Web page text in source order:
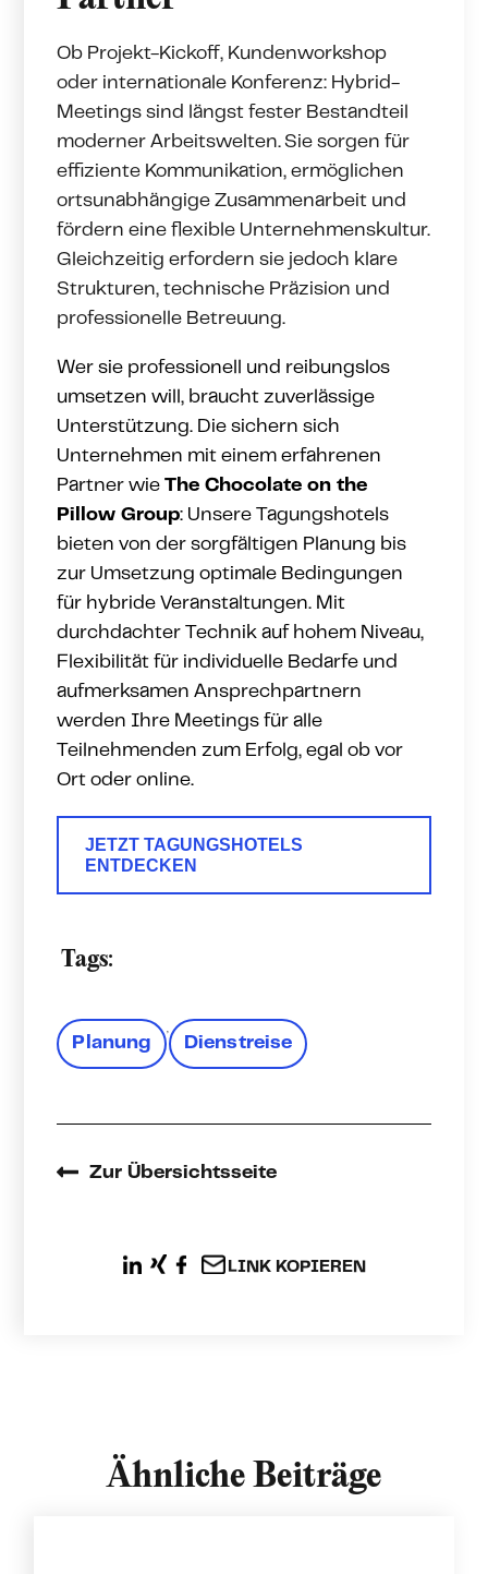
Ob Projekt-Kickoff, Kundenworkshop
oder internationale Konferenz: Hybrid-
Meetings sind längst fester Bestandteil
moderner Arbeitswelten. Sie sorgen für
effiziente Kommunikation, ermöglichen
ortsunabhängige Zusammenarbeit und
fördern eine flexible Unternehmenskultur.
Gleichzeitig erfordern sie jedoch klare
Strukturen, technische Präzision und
professionelle Betreuung.
Wer sie professionell und reibungslos
umsetzen will, braucht zuverlässige
Unterstützung. Die sichern sich
Unternehmen mit einem erfahrenen
Partner wieThe Chocolate on the
Pillow Group: Unsere Tagungshotels
bieten von der sorgfältigen Planung bis
zur Umsetzung optimale Bedingungen
für hybride Veranstaltungen. Mit
durchdachter Technik auf hohem Niveau,
Flexibilität für individuelle Bedarfe und
aufmerksamen Ansprechpartnern
werden Ihre Meetings für alle
Teilnehmenden zum Erfolg, egal ob vor
Ort oder online.
JETZT TAGUNGSHOTELS
ENTDECKEN
Tags:
Planung
,
Dienstreise
Zur Übersichtsseite
LINK KOPIEREN
Ähnliche Beiträge